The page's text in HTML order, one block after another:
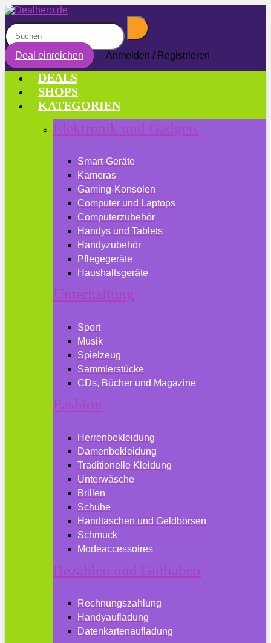
Deal einreichen Anmelden / Registrieren
DEALS
SHOPS
KATEGORIEN
Elektronik und Gadgets
Smart-Geräte
Kameras
Gaming-Konsolen
Computer und Laptops
Computerzubehör
Handys und Tablets
Handyzubehör
Pflegegeräte
Haushaltsgeräte
Unterhaltung
Sport
Musik
Spielzeug
Sammlerstücke
CDs, Bücher und Magazine
Fashion
Herrenbekleidung
Damenbekleidung
Traditionelle Kleidung
Unterwäsche
Brillen
Schuhe
Handtaschen und Geldbörsen
Schmuck
Modeaccessoires
Bezahlen und Guthaben
Rechnungszahlung
Handyaufladung
Datenkartenaufladung